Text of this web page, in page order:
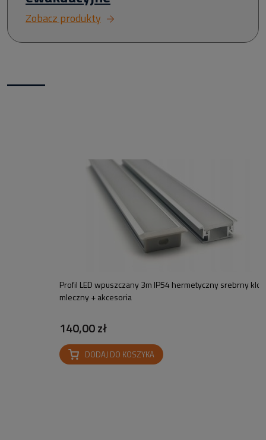
Zobacz produkty
Profil LED wpuszczany 3m IP54 hermetyczny srebrny
mleczny + akcesoria
140,00 zł
DODAJ DO KOSZYKA